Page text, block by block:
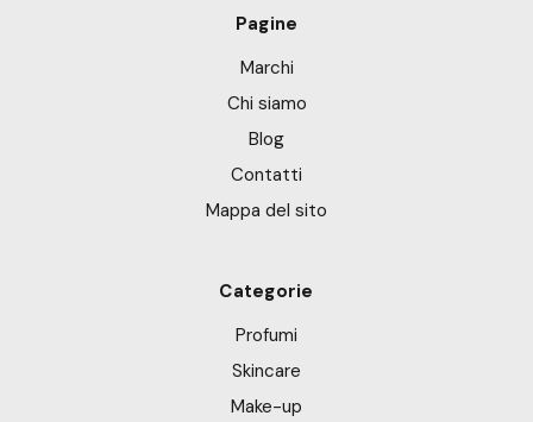
Pagine
Marchi
Chi siamo
Blog
Contatti
Mappa del sito
Categorie
Profumi
Skincare
Make-up